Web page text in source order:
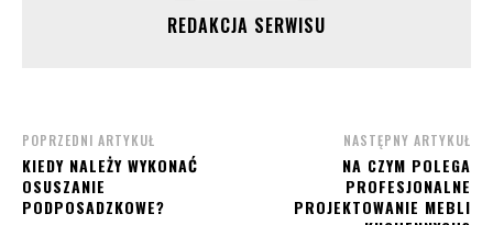
REDAKCJA SERWISU
POPRZEDNI ARTYKUŁ
KIEDY NALEŻY WYKONAĆ
OSUSZANIE
PODPOSADZKOWE?
NASTĘPNY ARTYKUŁ
NA CZYM POLEGA
PROFESJONALNE
PROJEKTOWANIE MEBLI